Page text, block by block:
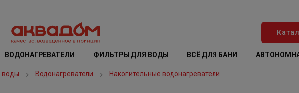
ВОДОНАГРЕВАТЕЛИ ФИЛЬТРЫ ДЛЯ ВОДЫ ВСЁ ДЛЯ БАНИ
воды Водонагреватели Накопительные водонагреватели